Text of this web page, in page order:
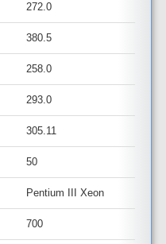
272.0
380.5
258.0
293.0
305.11
50
Pentium III Xeon
700